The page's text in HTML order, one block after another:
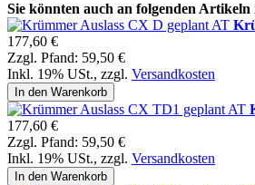
Sie könnten auch an folgenden Artikeln
177,60 €
Zzgl. Pfand: 59,50 €
Inkl. 19% USt., zzgl. Versandkosten
In den Warenkorb
177,60 €
Zzgl. Pfand: 59,50 €
Inkl. 19% USt., zzgl. Versandkosten
In den Warenkorb